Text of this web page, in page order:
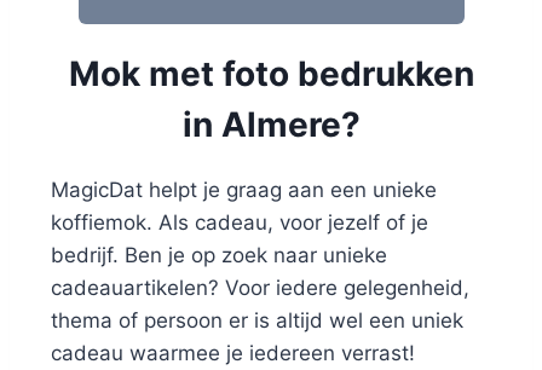
Mok met foto bedrukken
in Almere?
MagicDat helpt je graag aan een unieke
koffiemok. Als cadeau, voor jezelf of je
bedrijf. Ben je op zoek naar unieke
cadeauartikelen? Voor iedere gelegenheid,
thema of persoon er is altijd wel een uniek
cadeau waarmee je iedereen verrast!